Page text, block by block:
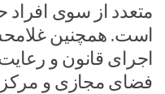
متعدد از سوی
است. همچنین
اجرای قانون و
فضای مجازی و